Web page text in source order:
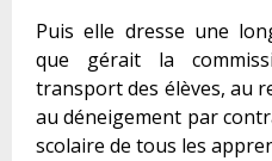
Puis elle dresse une
que gérait la
transport des élèves, au
au déneigement par
scolaire de tous les